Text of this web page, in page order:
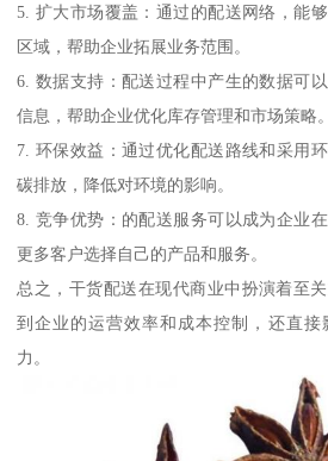
5. 扩大市场覆盖：通过的配送网络，能
区域，帮助企业拓展业务范围。
6. 数据支持：配送过程中产生的数据可
信息，帮助企业优化库存管理和市场策略。
7. 环保效益：通过优化配送路线和采用
碳排放，降低对环境的影响。
8. 竞争优势：的配送服务可以成为企业
更多客户选择自己的产品和服务。
总之，干货配送在现代商业中扮演着至
到企业的运营效率和成本控制，还直
力。